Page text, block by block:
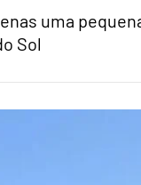
uma
Sol